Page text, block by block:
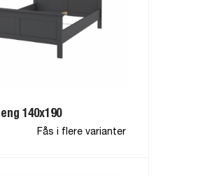
140x190
Fås i flere varianter